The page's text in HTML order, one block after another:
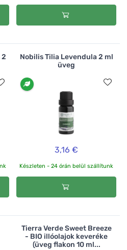
2
Nobilis Tilia Levendula 2 ml
üveg
3,16 €
Készleten - 24 órán belül szállítunk
Tierra Verde Sweet Breeze
- BIO illóolajok keveréke
(üveg flakon 10 ml...